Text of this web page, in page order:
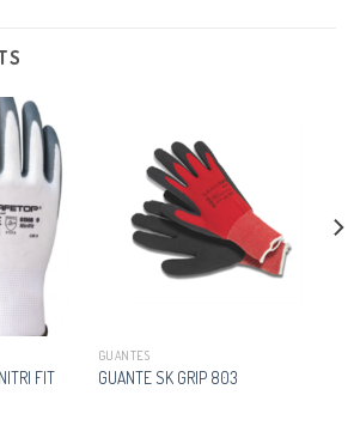
FIT
GUANTES
GUANTE SK GRIP 803